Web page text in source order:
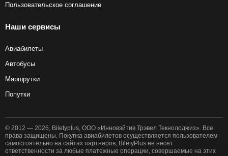
Пользовательское соглашение
Наши сервисы
Авиабилеты
Автобусы
Маршрутки
Попутки
© 2012 — 2026, Biletyplus, ООО «Инновэйтив Трэвел Текнолоджиз». Все
права защищены. Покупка авиабилетов осуществляется пользователем
самостоятельно на сайтах партнеров, BiletyPlus не несет
ответственности за любые платежные операции, совершаемые на этих